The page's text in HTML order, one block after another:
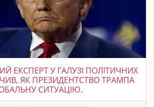
ЕКСПЕРТ У ГАЛУЗІ ПОЛІТИЧНИХ
ЯК ПРЕЗИДЕНТСТВО ТРАМПА
СИТУАЦІЮ.